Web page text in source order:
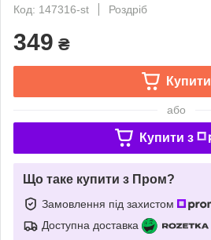
Код: 147316-st
Роздріб
349 ₴
Купити
або
Купити з
Що таке купити з Пром?
Замовлення під захистом
Доступна доставка